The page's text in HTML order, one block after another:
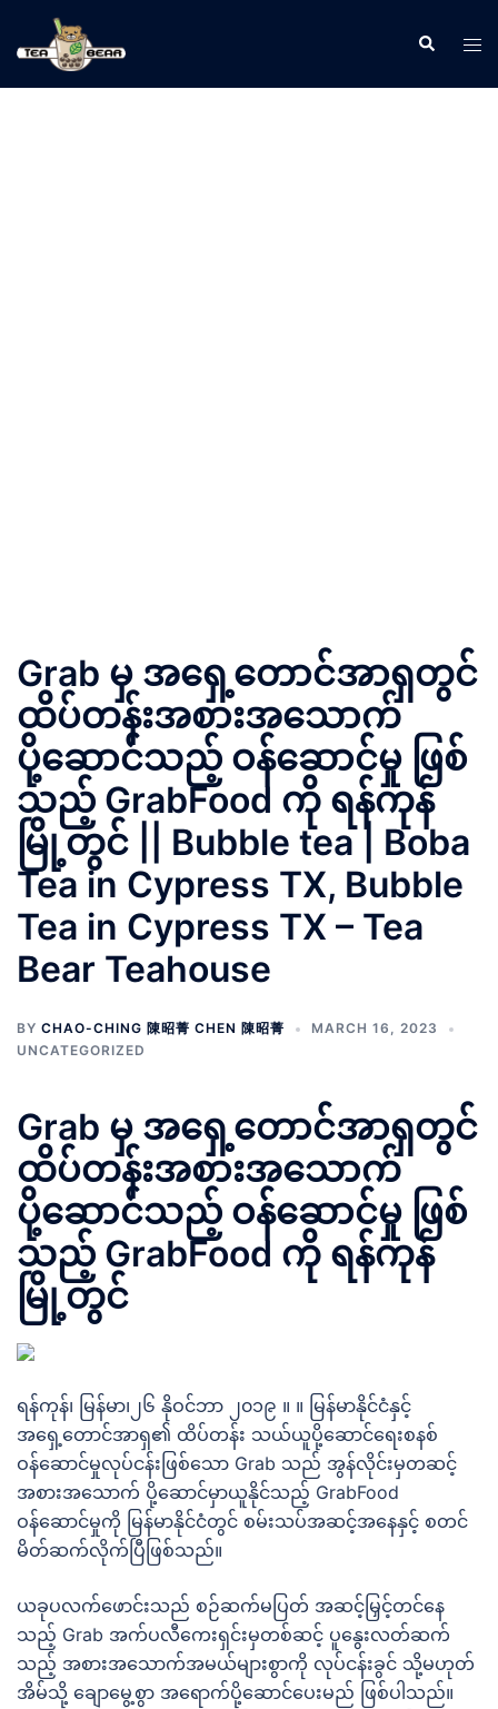
Grab မှ အရှေ့တောင်အာရှတွင်
ထိပ်တန်းအစားအသောက်
ပို့ဆောင်သည့် ဝန်ဆောင်မှု ဖြစ်
သည့် GrabFood ကို ရန်ကုန်
မြို့တွင် || Bubble tea | Boba
Tea in Cypress TX, Bubble
Tea in Cypress TX – Tea
Bear Teahouse
BY CHAO-CHING 陳昭菁 CHEN 陳昭菁
MARCH 16, 2023
UNCATEGORIZED
Grab မှ အရှေ့တောင်အာရှတွင်
ထိပ်တန်းအစားအသောက်
ပို့ဆောင်သည့် ဝန်ဆောင်မှု ဖြစ်
သည့် GrabFood ကို ရန်ကုန်
မြို့တွင်
ရန်ကုန်၊ မြန်မာ၊၂၆ နိုဝင်ဘာ ၂၀၁၉ ။ ။ မြန်မာနိုင်ငံနှင့်
အရှေ့တောင်အာရှ၏ ထိပ်တန်း သယ်ယူပို့ဆောင်ရေးစနစ်
ဝန်ဆောင်မှုလုပ်ငန်းဖြစ်သော Grab သည် အွန်လိုင်းမှတဆင့်
အစားအသောက် ပို့ဆောင်မှာယူနိုင်သည့် GrabFood
ဝန်ဆောင်မှုကို မြန်မာနိုင်ငံတွင် စမ်းသပ်အဆင့်အနေနှင့် စတင်
မိတ်ဆက်လိုက်ပြီဖြစ်သည်။
ယခုပလက်ဖောင်းသည် စဉ်ဆက်မပြတ် အဆင့်မြှင့်တင်နေ
သည့် Grab အက်ပလီကေးရှင်းမှတစ်ဆင့် ပူနွေးလတ်ဆက်
သည့် အစားအသောက်အမယ်များစွာကို လုပ်ငန်းခွင် သို့မဟုတ်
အိမ်သို့ ချောမွေ့စွာ အရောက်ပို့ဆောင်ပေးမည် ဖြစ်ပါသည်။